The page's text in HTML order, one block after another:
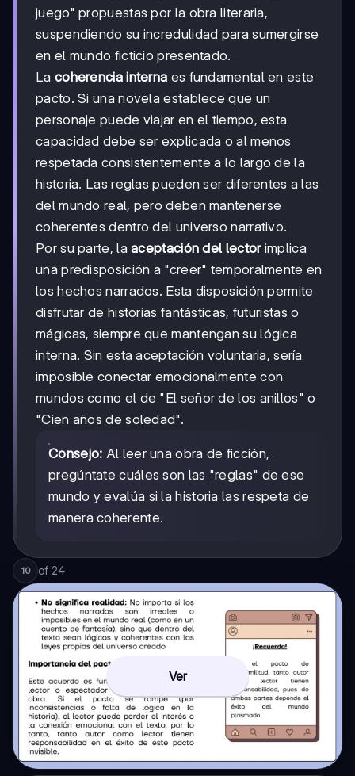
juego" propuestas por la obra literaria,
suspendiendo su incredulidad para sumergirse
en el mundo ficticio presentado.
La coherencia interna es fundamental en este
pacto. Si una novela establece que un
personaje puede viajar en el tiempo, esta
capacidad debe ser explicada o al menos
respetada consistentemente a lo largo de la
historia. Las reglas pueden ser diferentes a las
del mundo real, pero deben mantenerse
coherentes dentro del universo narrativo.
Por su parte, laaceptación del lectorimplica
una predisposición a "creer" temporalmente en
los hechos narrados. Esta disposición permite
disfrutar de historias fantásticas, futuristas o
mágicas, siempre que mantengan su lógica
interna. Sin esta aceptación voluntaria, sería
imposible conectar emocionalmente con
mundos como el de "El señor de los anillos" o
"Cien años de soledad".
Consejo: Al leer una obra de ficción,
pregúntate cuáles son las "reglas" de ese
mundo y evalúa si la historia las respeta de
manera coherente.
10 of 24
Ver